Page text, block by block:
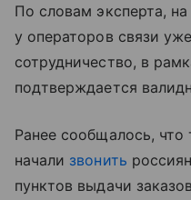
По словам эксперта,
у операторов связи
сотрудничество, в
подтверждается
Ранее сообщалось,
начали звонить
пунктов выдачи